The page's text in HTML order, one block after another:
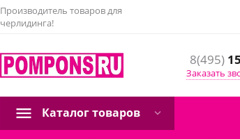
Производитель товаров для
черлидинга!
8(495)
Заказать
Каталог товаров